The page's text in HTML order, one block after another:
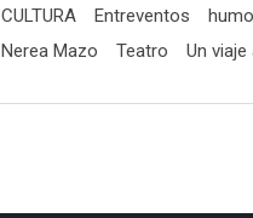
CULTURA Entreventos
Nerea Mazo
Teatro Un